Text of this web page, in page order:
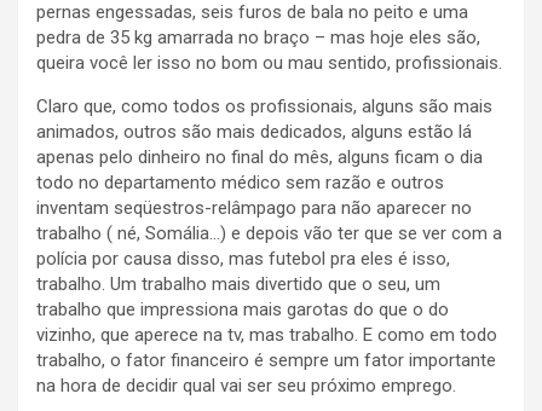
pernas engessadas, seis furos de bala no peito e uma
pedra de 35 kg amarrada no braço – mas hoje eles são,
queira você ler isso no bom ou mau sentido, profissionais.
Claro que, como todos os profissionais, alguns são mais
animados, outros são mais dedicados, alguns estão lá
apenas pelo dinheiro no final do mês, alguns ficam o dia
todo no departamento médico sem razão e outros
inventam seqüestros-relâmpago para não aparecer no
trabalho ( né, Somália…) e depois vão ter que se ver com a
polícia por causa disso, mas futebol pra eles é isso,
trabalho. Um trabalho mais divertido que o seu, um
trabalho que impressiona mais garotas do que o do
vizinho, que aperece na tv, mas trabalho. E como em todo
trabalho, o fator financeiro é sempre um fator importante
na hora de decidir qual vai ser seu próximo emprego.